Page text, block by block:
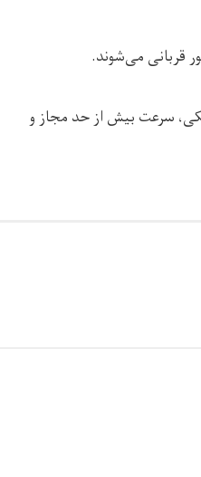
قربانی می‌شوند.
سرعت بیش‌ از حد مجاز و